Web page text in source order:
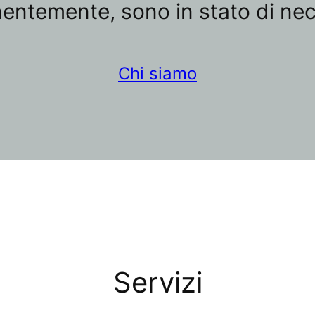
sono in stato di
Chi siamo
Servizi